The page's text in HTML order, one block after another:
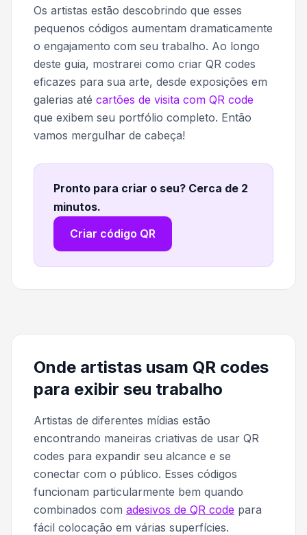
Os artistas estão descobrindo que esses
pequenos códigos aumentam dramaticamente
o engajamento com seu trabalho. Ao longo
deste guia, mostrarei como criar QR codes
eficazes para sua arte, desde exposições em
galerias até cartões de visita com QR code
que exibem seu portfólio completo. Então
vamos mergulhar de cabeça!
Pronto para criar o seu? Cerca de 2
minutos.
Criar código QR
Onde artistas usam QR codes
para exibir seu trabalho
Artistas de diferentes mídias estão
encontrando maneiras criativas de usar QR
codes para expandir seu alcance e se
conectar com o público. Esses códigos
funcionam particularmente bem quando
combinados com adesivos de QR code para
fácil colocação em várias superfícies.